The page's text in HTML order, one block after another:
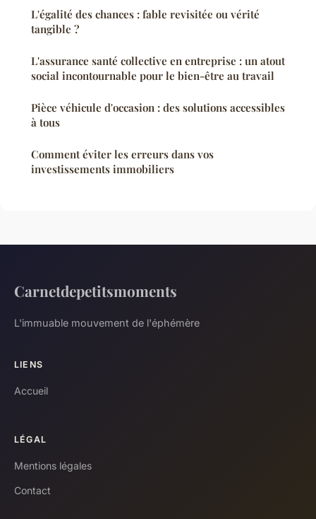
L'égalité des chances : fable revisitée ou vérité
tangible ?
L'assurance santé collective en entreprise : un atout
social incontournable pour le bien-être au travail
Pièce véhicule d'occasion : des solutions accessibles
à tous
Comment éviter les erreurs dans vos
investissements immobiliers
Carnetdepetitsmoments
L'immuable mouvement de l'éphémère
LIENS
Accueil
LÉGAL
Mentions légales
Contact